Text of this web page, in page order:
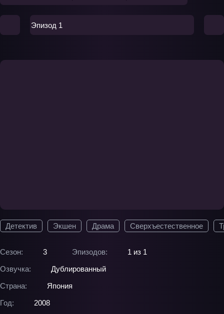
Детектив Экшен Драма Сверхъестественное
Сезон: 3 Эпизодов:
1 из 1
Озвучка:
Дублированный
Страна:
Япония
Год:
2008
Эпизод 1